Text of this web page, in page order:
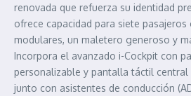
renovada que refuerza su identidad
ofrece capacidad para siete pasajeros
modulares, un maletero generoso y
Incorpora el avanzado i-Cockpit con
personalizable y pantalla táctil central
junto con asistentes de conducción